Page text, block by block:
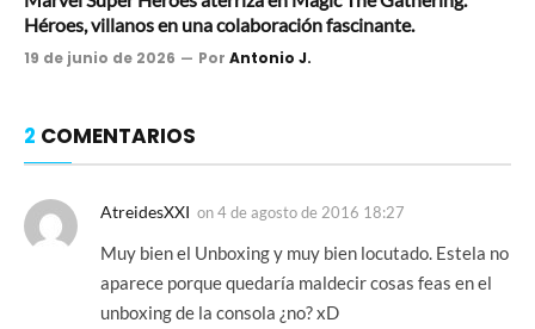
Héroes, villanos en una colaboración fascinante.
19 de junio de 2026 Por Antonio J.
2 COMENTARIOS
AtreidesXXI on4 de agosto de 2016 18:27
Muy bien el Unboxing y muy bien locutado. Estela no
aparece porque quedaría maldecir cosas feas en el
unboxing de la consola ¿no? xD